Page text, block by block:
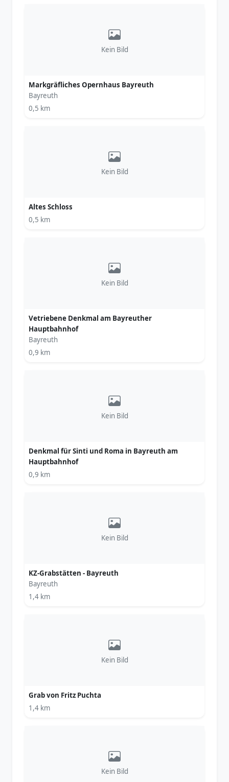
Kein Bild
Markgräfliches Opernhaus Bayreuth
Bayreuth
0,5 km
Kein Bild
Altes Schloss
0,5 km
Kein Bild
Vetriebene Denkmal am Bayreuther
Hauptbahnhof
Bayreuth
0,9 km
Kein Bild
Denkmal für Sinti und Roma in Bayreuth am
Hauptbahnhof
0,9 km
Kein Bild
KZ-Grabstätten - Bayreuth
Bayreuth
1,4 km
Kein Bild
Grab von Fritz Puchta
1,4 km
Kein Bild